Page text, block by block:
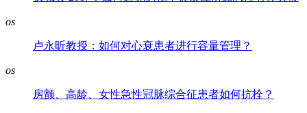
os
卢永昕教授：如何对心衰患者进行容量管理？
os
房颤、高龄、女性急性冠脉综合征患者如何抗栓？